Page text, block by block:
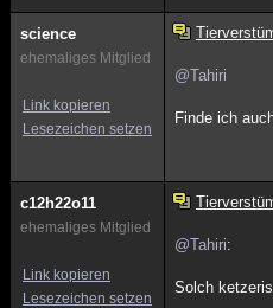
science
ehemaliges Mitglied
Link kopieren
Lesezeichen setzen
@Tahiri
Finde ich
c12h22o11
ehemaliges Mitglied
Link kopieren
Lesezeichen setzen
@Tahiri:
Solch